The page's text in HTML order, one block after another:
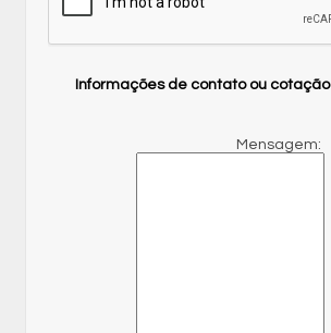
Informações de contato ou cotação
Mensagem: